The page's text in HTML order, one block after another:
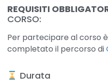
REQUISITI
CORSO:
Per partecipare al corso
completato il percorso di
​ Durata